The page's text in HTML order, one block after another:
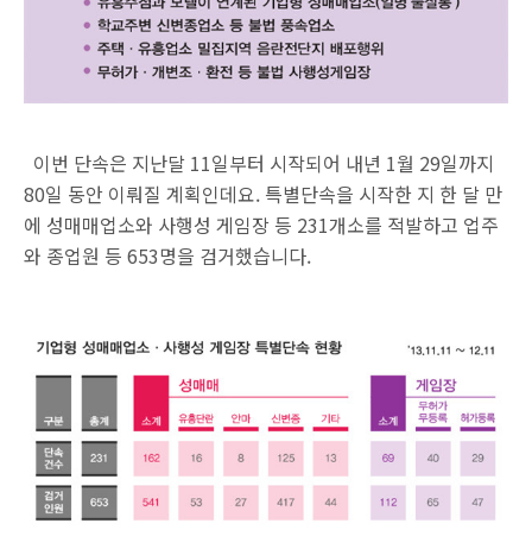
이번 단속은 지난달 11일부터 시작되어 내년 1월 29일까지
80일 동안 이뤄질 계획인데요. 특별단속을 시작한 지 한 달 만
에 성매매업소와 사행성 게임장 등 231개소를 적발하고 업주
와 종업원 등 653명을 검거했습니다.